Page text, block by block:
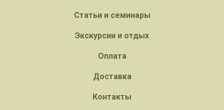
Статьи и семинары
Экскурсии и отдых
Оплата
Доставка
Контакты